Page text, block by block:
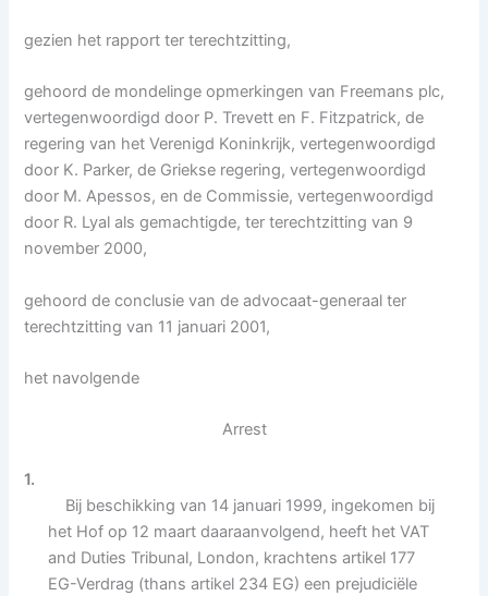
gezien het rapport ter terechtzitting,
gehoord de mondelinge opmerkingen van Freemans plc,
vertegenwoordigd door P. Trevett en F. Fitzpatrick, de
regering van het Verenigd Koninkrijk, vertegenwoordigd
door K. Parker, de Griekse regering, vertegenwoordigd
door M. Apessos, en de Commissie, vertegenwoordigd
door R. Lyal als gemachtigde, ter terechtzitting van 9
november 2000,
gehoord de conclusie van de advocaat-generaal ter
terechtzitting van 11 januari 2001,
het navolgende
Arrest
1.
Bij beschikking van 14 januari 1999, ingekomen bij
het Hof op 12 maart daaraanvolgend, heeft het VAT
and Duties Tribunal, London, krachtens artikel 177
EG-Verdrag (thans artikel 234 EG) een prejudiciële